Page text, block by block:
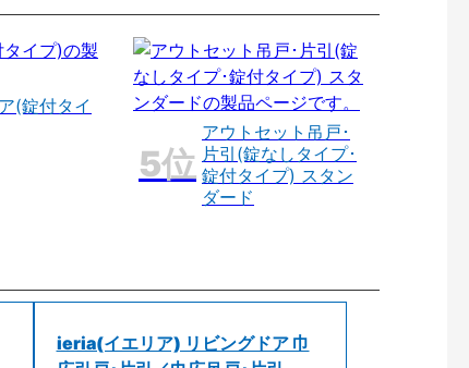
(錠付タイ
アウトセット吊戸･
片引(錠なしタイプ･
錠付タイプ) スタン
ダード
ieria(イエリア) リビングドア 巾